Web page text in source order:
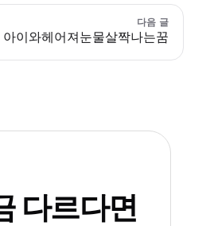
다음 글
아이와헤어져눈물살짝나는꿈
다르다면